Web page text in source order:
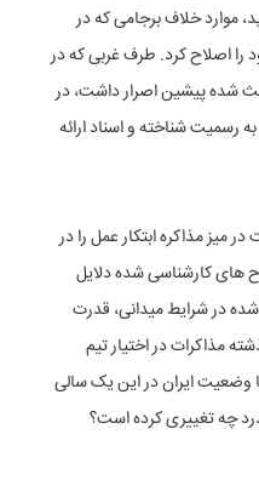
موارد خلاف برجامی که در
اصلاح کرد. طرف غربی که در
شده پیشین اصرار داشت، در
رسمیت شناخته و اسناد ارائه
میز مذاکره ابتکار عمل را در
های کارشناسی شده دلایل
در شرایط میدانی، قدرت
را نسبت به 6 دور گذشته مذاکرات در اختیار تیم
وضعیت ایران در این یک سالی
چه تغییری کرده است؟